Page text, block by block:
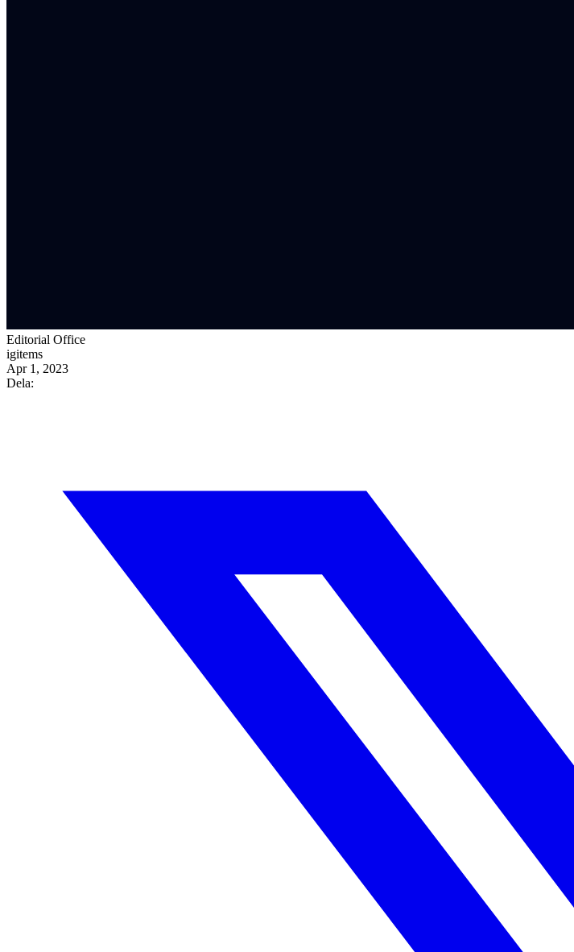
Editorial Office
igitems
Apr 1, 2023
Dela: